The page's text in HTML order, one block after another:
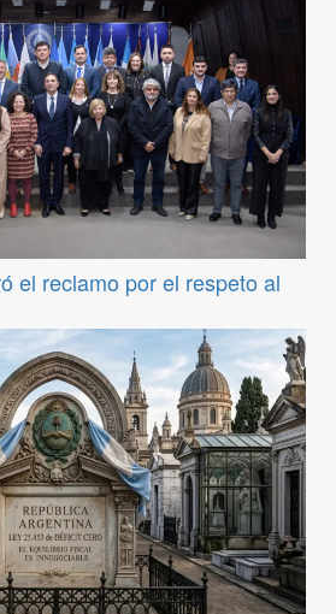
el reclamo por el respeto al